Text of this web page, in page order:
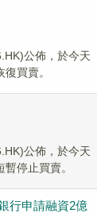
公佈，於今天
買賣。
公佈，於今天
停止買賣。
行申請融資2億